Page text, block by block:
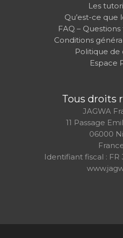
Les
Qu’est-ce que
FAQ –
Conditions
Politique de
Espace
Tous droits
JAGWA
11 Passage
06000
Identifiant fiscal : FR